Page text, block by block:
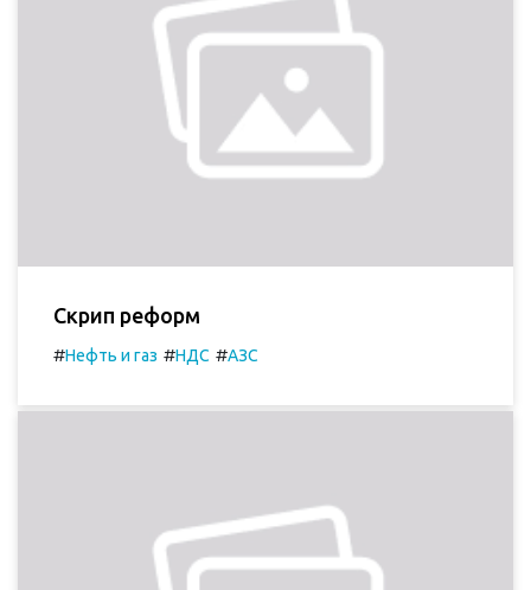
Скрип реформ
#Нефть и газ #НДС #АЗС